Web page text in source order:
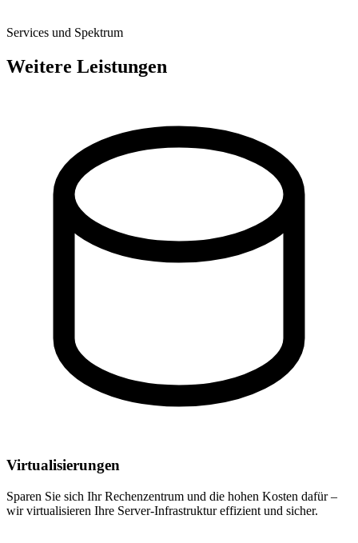
Services und Spektrum
Weitere Leistungen
Virtualisierungen
Sparen Sie sich Ihr Rechenzentrum und die hohen Kosten dafür –
wir virtualisieren Ihre Server-Infrastruktur effizient und sicher.